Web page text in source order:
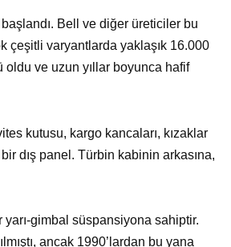
Bell ve diğer üreticiler bu
çeşitli varyantlarda yaklaşık 16.000
oldu ve uzun yıllar boyunca hafif
kutusu, kargo kancaları, kızaklar
dış panel. Türbin kabinin arkasına,
yarı-gimbal süspansiyona sahiptir.
ancak 1990’lardan bu yana